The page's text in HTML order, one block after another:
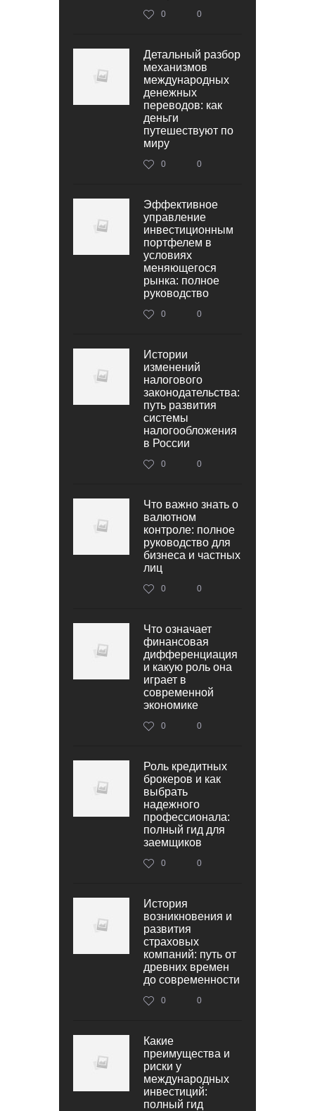
0 0
Детальный разбор
механизмов
международных
денежных
переводов: как
деньги
путешествуют по
миру
0 0
Эффективное
управление
инвестиционным
портфелем в
условиях
меняющегося
рынка: полное
руководство
0 0
Истории
изменений
налогового
законодательства:
путь развития
системы
налогообложения
в России
0 0
Что важно знать о
валютном
контроле: полное
руководство для
бизнеса и частных
лиц
0 0
Что означает
финансовая
дифференциация
и какую роль она
играет в
современной
экономике
0 0
Роль кредитных
брокеров и как
выбрать
надежного
профессионала:
полный гид для
заемщиков
0 0
История
возникновения и
развития
страховых
компаний: путь от
древних времен
до современности
0 0
Какие
преимущества и
риски у
международных
инвестиций:
полный гид